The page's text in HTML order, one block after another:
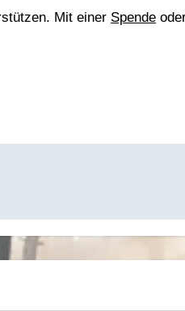
Mit einer Spende